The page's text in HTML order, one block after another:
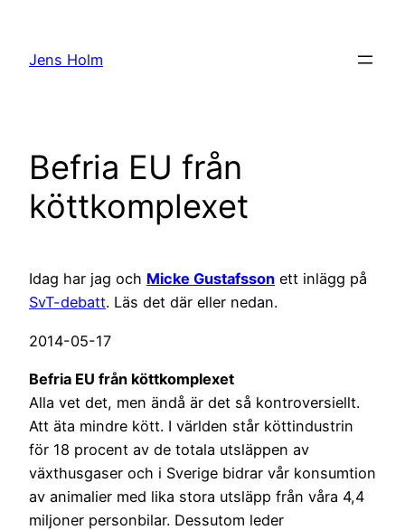
innehåll
Jens Holm
Befria EU från
köttkomplexet
Idag har jag och Micke Gustafsson ett inlägg på
SvT-debatt. Läs det där eller nedan.
2014-05-17
Befria EU från köttkomplexet
Alla vet det, men ändå är det så kontroversiellt.
Att äta mindre kött. I världen står köttindustrin
för 18 procent av de totala utsläppen av
växthusgaser och i Sverige bidrar vår konsumtion
av animalier med lika stora utsläpp från våra 4,4
miljoner personbilar. Dessutom leder